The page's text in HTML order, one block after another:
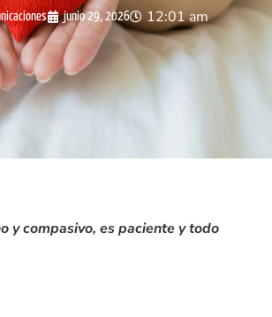
junio 29, 2026 12:01 am
y compasivo, es paciente y todo